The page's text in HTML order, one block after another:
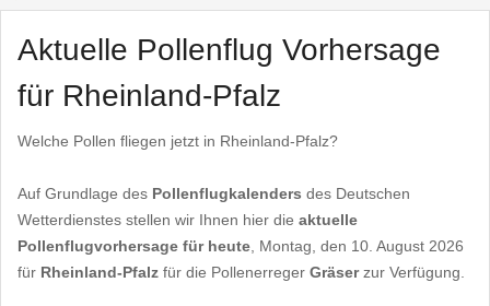
Aktuelle Pollenflug Vorhersage
für Rheinland-Pfalz
Welche Pollen fliegen jetzt in Rheinland-Pfalz?
Auf Grundlage des Pollenflugkalenders des Deutschen
Wetterdienstes stellen wir Ihnen hier die aktuelle
Pollenflugvorhersage für heute , Montag, den 10. August 2026
für Rheinland-Pfalz für die Pollenerreger Gräserzur Verfügung.